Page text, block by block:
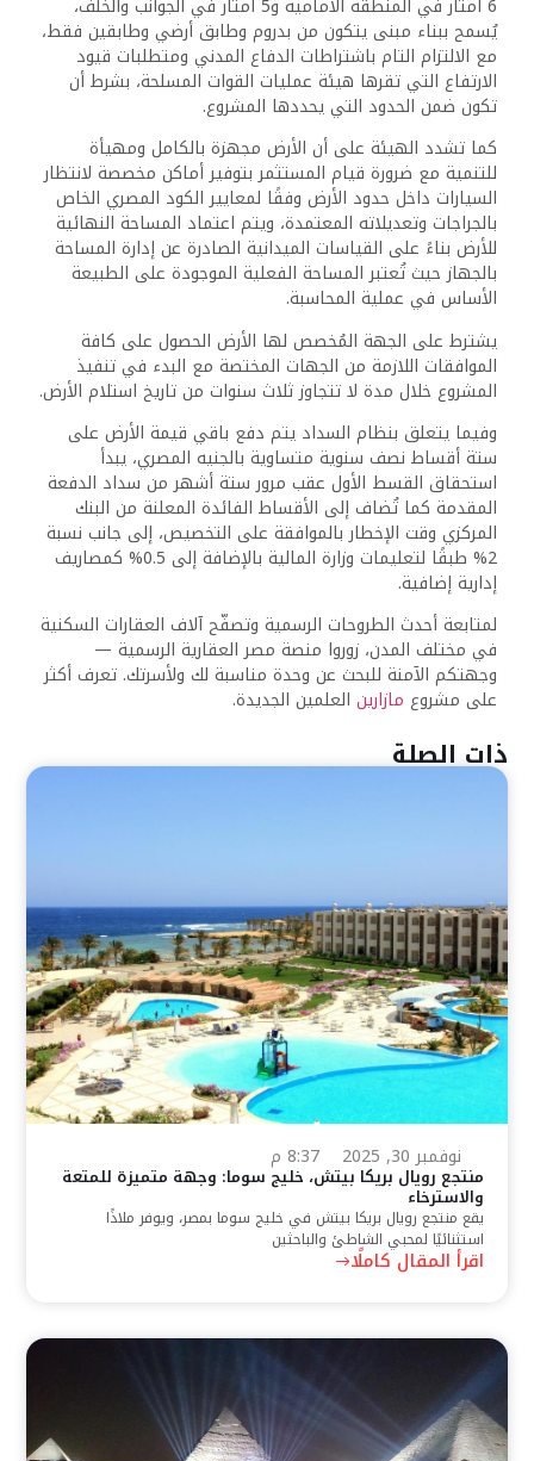
يُسمح ببناء مبنى يتكون من بدروم وطابق أرضي وطابقين فقط،
مع الالتزام التام باشتراطات الدفاع المدني ومتطلبات قيود
الارتفاع التي تقرها هيئة عمليات القوات المسلحة، بشرط أن
تكون ضمن الحدود التي يحددها المشروع.
كما تشدد الهيئة على أن الأرض مجهزة بالكامل ومهيأة
للتنمية مع ضرورة قيام المستثمر بتوفير أماكن مخصصة لانتظار
السيارات داخل حدود الأرض وفقًا لمعايير الكود المصري الخاص
بالجراجات وتعديلاته المعتمدة، ويتم اعتماد المساحة النهائية
للأرض بناءً على القياسات الميدانية الصادرة عن إدارة المساحة
بالجهاز حيث تُعتبر المساحة الفعلية الموجودة على الطبيعة
الأساس في عملية المحاسبة.
يشترط على الجهة المُخصص لها الأرض الحصول على كافة
الموافقات اللازمة من الجهات المختصة مع البدء في تنفيذ
المشروع خلال مدة لا تتجاوز ثلاث سنوات من تاريخ استلام الأرض.
وفيما يتعلق بنظام السداد يتم دفع باقي قيمة الأرض على
ستة أقساط نصف سنوية متساوية بالجنيه المصري، يبدأ
استحقاق القسط الأول عقب مرور ستة أشهر من سداد الدفعة
المقدمة كما تُضاف إلى الأقساط الفائدة المعلنة من البنك
المركزي وقت الإخطار بالموافقة على التخصيص، إلى جانب نسبة
2% طبقًا لتعليمات وزارة المالية بالإضافة إلى 0.5% كمصاريف
إدارية إضافية.
لمتابعة أحدث الطروحات الرسمية وتصفّح آلاف العقارات السكنية
في مختلف المدن، زوروا منصة مصر العقارية الرسمية —
وجهتكم الآمنة للبحث عن وحدة مناسبة لك ولأسرتك. تعرف أكثر
على مشروع مازارين العلمين الجديدة.
ذات الصلة
نوفمبر 30, 2025 8:37 م
منتجع رويال بريكا بيتش، خليج سوما: وجهة متميزة للمتعة
والاسترخاء
يقع منتجع رويال بريكا بيتش في خليج سوما بمصر، ويوفر ملاذًا
استثنائيًا لمحبي الشاطئ والباحثين
اقرأ المقال كاملًا